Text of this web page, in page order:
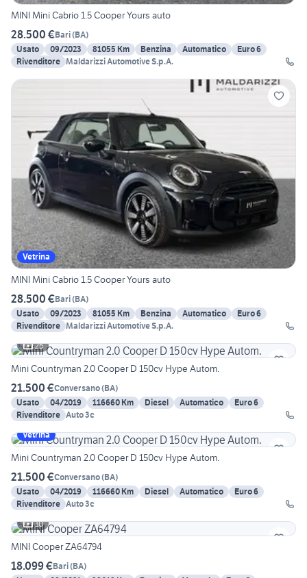
MINI Mini Cabrio 1.5 Cooper Yours auto
28.500 €Bari(BA)
Usato
09/2023 81055 Km Benzina Automatico
Euro 6
Rivenditore Maldarizzi Automotive S.p.A.
Vetrina
MINI Mini Cabrio 1.5 Cooper Yours auto
28.500 €Bari(BA)
Usato
09/2023 81055 Km Benzina Automatico
Euro 6
Rivenditore Maldarizzi Automotive S.p.A.
25
Mini Countryman 2.0 Cooper D 150cv Hype Autom.
21.500 €Conversano(BA)
Usato
04/2019 116660 Km Diesel Automatico
Euro 6
Rivenditore Auto 3c
Vetrina
Mini Countryman 2.0 Cooper D 150cv Hype Autom.
21.500 €Conversano(BA)
Usato
04/2019 116660 Km Diesel Automatico
Euro 6
Rivenditore Auto 3c
10
MINI Cooper ZA64794
18.099 €Bari(BA)